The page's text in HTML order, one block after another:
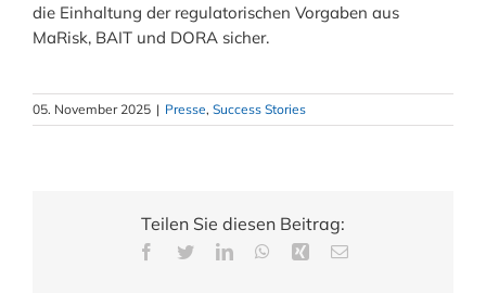
die Einhaltung der regulatorischen Vorgaben aus
MaRisk, BAIT und DORA sicher.
05. November 2025 | Presse, Success Stories
Teilen Sie diesen Beitrag: